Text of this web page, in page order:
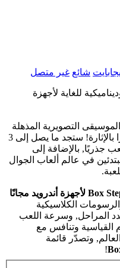
شائع غير متصل
للغاية لأجهزة
التصويرية المذهلة
ستضفي أجواءً حماسية وتمنحك شعورًا بالإثارة! ستجد ما يصل إلى 3
جذريًا, بالإضافة إلى
في عالم ألعاب الجوال
الكلاسيكية
المراحل, وسرعة اللعب
القياسية وتنافس مع
وتصدّر قائمة
!